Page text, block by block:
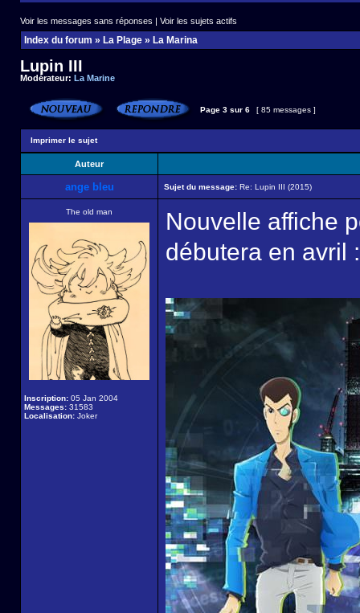
Voir les messages sans réponses | Voir les sujets actifs
Index du forum » La Plage » La Marina
Lupin III
Modérateur: La Marine
Page 3 sur 6 [ 85 messages ]
Imprimer le sujet
Auteur
ange bleu Sujet du message: Re: Lupin III (2015)
The old man
Inscription: 05 Jan 2004
Messages: 31583
Localisation: Joker
Nouvelle affiche
débutera en avril :